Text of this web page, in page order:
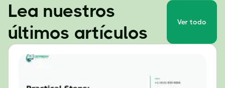
Lea nuestros
últimos artículos
Ver todo